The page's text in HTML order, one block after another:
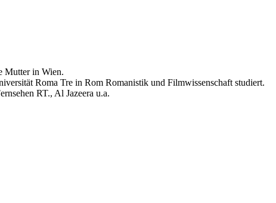
Mutter in Wien.
Roma Tre in Rom Romanistik und Filmwissenschaft studiert.
RT., Al Jazeera u.a.